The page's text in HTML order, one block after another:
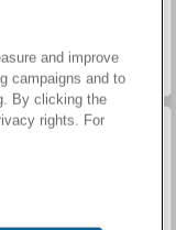
and improve
campaigns and to
By clicking the
rights. For